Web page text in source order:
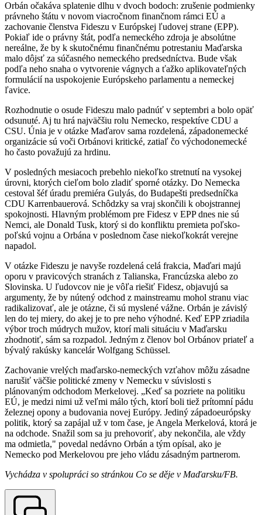
Orbán očakáva splatenie dlhu v dvoch bodoch: zrušenie podmienky
právneho štátu v novom viacročnom finančnom rámci EÚ a
zachovanie členstva Fideszu v Európskej ľudovej strane (EPP).
Pokiaľ ide o právny štát, podľa nemeckého zdroja je absolútne
nereálne, že by k skutočnému finančnému potrestaniu Maďarska
malo dôjsť za súčasného nemeckého predsedníctva. Bude však
podľa neho snaha o vytvorenie vágnych a ťažko aplikovateľných
formulácií na uspokojenie Európskeho parlamentu a nemeckej
ľavice.
Rozhodnutie o osude Fideszu malo padnúť v septembri a bolo opäť
odsunuté. Aj tu hrá najväčšiu rolu Nemecko, respektíve CDU a
CSU. Únia je v otázke Maďarov sama rozdelená, západonemecké
organizácie sú voči Orbánovi kritické, zatiaľ čo východonemecké
ho často považujú za hrdinu.
V posledných mesiacoch prebehlo niekoľko stretnutí na vysokej
úrovni, ktorých cieľom bolo zladiť sporné otázky. Do Nemecka
cestoval šéf úradu premiéra Gulyás, do Budapešti predsedníčka
CDU Karrenbauerová. Schôdzky sa vraj skončili k obojstrannej
spokojnosti. Hlavným problémom pre Fidesz v EPP dnes nie sú
Nemci, ale Donald Tusk, ktorý si do konfliktu premieta poľsko-
poľskú vojnu a Orbána v poslednom čase niekoľkokrát verejne
napadol.
V otázke Fideszu je navyše rozdelená celá frakcia, Maďari majú
oporu v pravicových stranách z Talianska, Francúzska alebo zo
Slovinska. U ľudovcov nie je vôľa riešiť Fidesz, objavujú sa
argumenty, že by nútený odchod z mainstreamu mohol stranu viac
radikalizovať, ale je otázne, či sú myslené vážne. Orbán je závislý
len do tej miery, do akej je to pre neho výhodné. Keď EPP zriadila
výbor troch múdrych mužov, ktorí mali situáciu v Maďarsku
zhodnotiť, sám sa rozpadol. Jedným z členov bol Orbánov priateľ a
bývalý rakúsky kancelár Wolfgang Schüssel.
Zachovanie vrelých maďarsko-nemeckých vzťahov môžu zásadne
narušiť väčšie politické zmeny v Nemecku v súvislosti s
plánovaným odchodom Merkelovej. „Keď sa pozriete na politiku
EÚ, je medzi nimi už veľmi málo tých, ktorí boli tiež prítomní pádu
železnej opony a budovania novej Európy. Jediný západoeurópsky
politik, ktorý sa zapájal už v tom čase, je Angela Merkelová, ktorá je
na odchode. Snažil som sa ju prehovoriť, aby nekončila, ale vždy
ma odmietla," povedal nedávno Orbán a tým opísal, ako je
Nemecko pod Merkelovou pre jeho vládu zásadným partnerom.
Vychádza v spolupráci so stránkou Co se děje v Maďarsku/FB.